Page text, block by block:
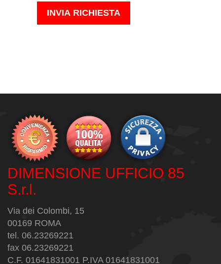
DIMENSIONE UFFICIO 85
S.r.l.
Via dei Colombi, 15
00169 ROMA
tel. 06.23269221
fax 06.23269221
C.F. 01641831001 P.IVA 01641831001